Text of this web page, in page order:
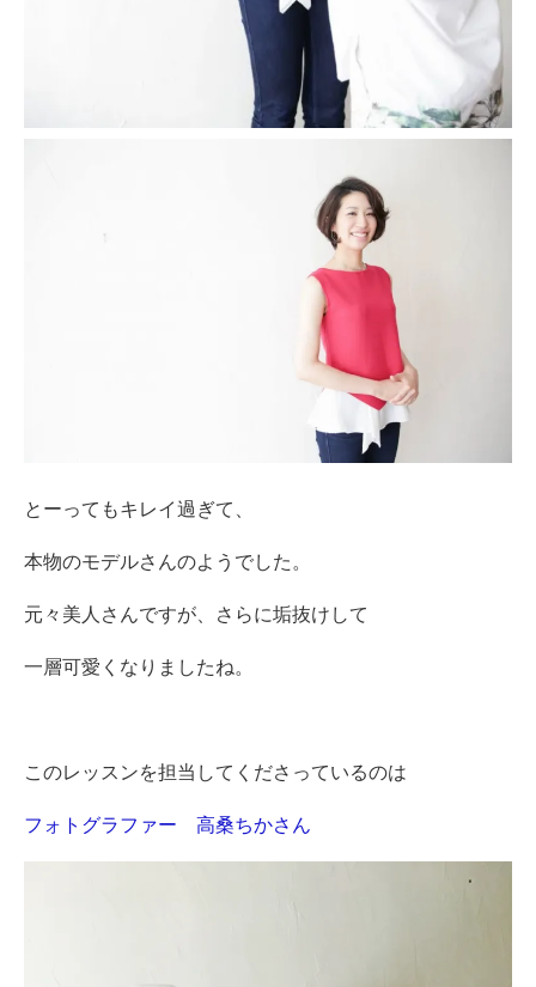
とーってもキレイ過ぎて、
本物のモデルさんのようでした。
元々美人さんですが、さらに垢抜けして
一層可愛くなりましたね。
このレッスンを担当してくださっているのは
フォトグラファー 高桑ちかさん